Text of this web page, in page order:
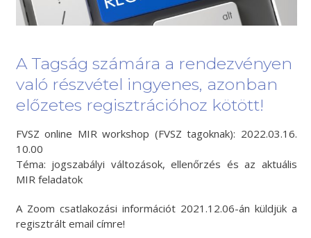
A Tagság számára a rendezvényen
való részvétel ingyenes, azonban
előzetes regisztrációhoz kötött!
FVSZ online MIR workshop (FVSZ tagoknak): 2022.03.16.
10.00
Téma: jogszabályi változások, ellenőrzés és az aktuális
MIR feladatok
A Zoom csatlakozási információt 2021.12.06-án küldjük a
regisztrált email címre!